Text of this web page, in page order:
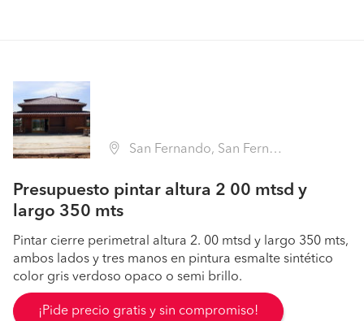
San Fernando, San Fernando (Región VI Libertador B. O'Higgins - Colchagua)
Presupuesto pintar altura 2 00 mtsd y
largo 350 mts
Pintar cierre perimetral altura 2. 00 mtsd y largo 350 mts,
ambos lados y tres manos en pintura esmalte sintético
color gris verdoso opaco o semi brillo.
¡Pide precio gratis y sin compromiso!